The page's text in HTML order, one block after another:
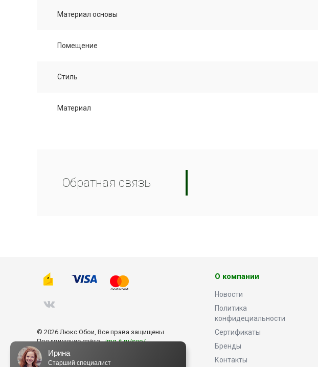
Материал основы
Помещение
Стиль
Материал
Обратная связь
© 2026 Люкс Обои, Все права защищены
Продвижение сайта -img-it.ru/seo/
О компании
Новости
Политика
конфидециальности
Сертификаты
Бренды
Контакты
Ирина
Старший специалист